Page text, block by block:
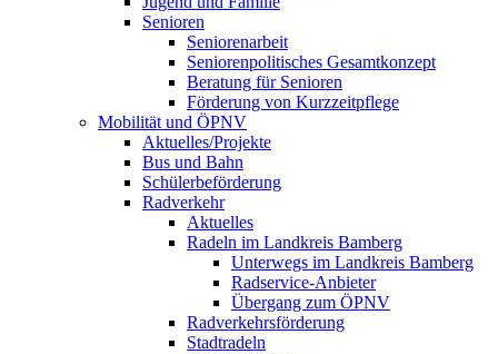
Senioren
Seniorenarbeit
Seniorenpolitisches Gesamtkonzept
Beratung für Senioren
Förderung von Kurzzeitpflege
Mobilität und ÖPNV
Aktuelles/Projekte
Bus und Bahn
Schülerbeförderung
Radverkehr
Aktuelles
Radeln im Landkreis Bamberg
Unterwegs im Landkreis Bamberg
Radservice-Anbieter
Übergang zum ÖPNV
Radverkehrsförderung
Stadtradeln